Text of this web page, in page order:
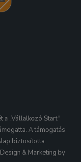
a „Vállalkozó Start"
A támogatás
biztosította.
& Marketing by